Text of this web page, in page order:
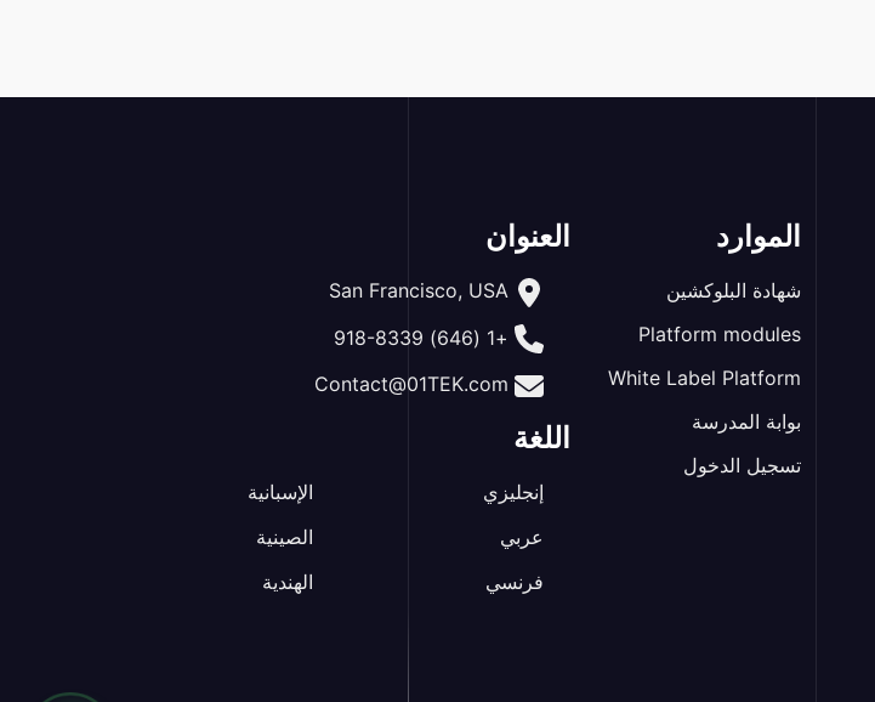
الموارد
شهادة البلوكشين
Platform modules
White Label Platform
بوابة المدرسة
تسجيل الدخول
العنوان
+1 (646) 918-8339
Contact@01TEK.com
اللغة
إنجليزي
عربي
فرنسي
الإسبانية
الصينية
الهندية